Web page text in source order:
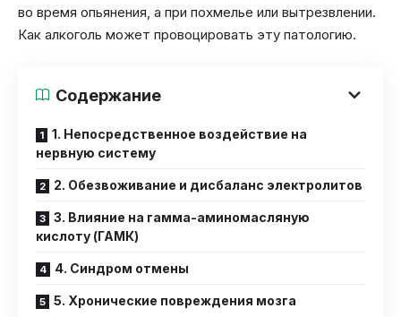
во время опьянения, а при похмелье или вытрезвлении.
Как алкоголь может провоцировать эту патологию.
Содержание
1. Непосредственное воздействие на
нервную систему
2. Обезвоживание и дисбаланс электролитов
3. Влияние на гамма-аминомасляную
кислоту (ГАМК)
4. Синдром отмены
5. Хронические повреждения мозга